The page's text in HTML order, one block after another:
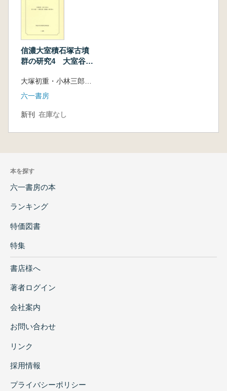
第7節 小 結
第3章 第201号墳
第1節 立地・調査概要
第2節 墳丘・外部施設
第4節 遺物出土状況
第5節 遺 物
1 土 器
190・195～198号墳
第1節 第155号墳
第3節 第165号墳
第4節 第185号墳
第7節 第189号墳
第8節 第190号墳
第10節 第196号墳
第11節 第197号墳
第13節 第154号墳表採遺物
第5章 総 括
墳群
信濃大室積石塚古墳
群の研究4 大室谷支
支群の調査
六一書房
新刊 在庫なし
本を探す
六一書房の本
ランキング
特価図書
特集
書店様へ
著者ログイン
会社案内
お問い合わせ
リンク
採用情報
プライバシーポリシー